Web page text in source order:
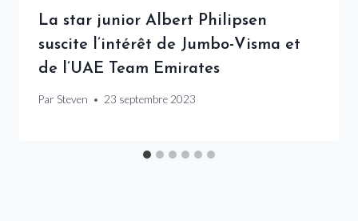
La star junior Albert Philipsen
suscite l’intérêt de Jumbo-Visma et
de l’UAE Team Emirates
Par Steven 23 septembre 2023